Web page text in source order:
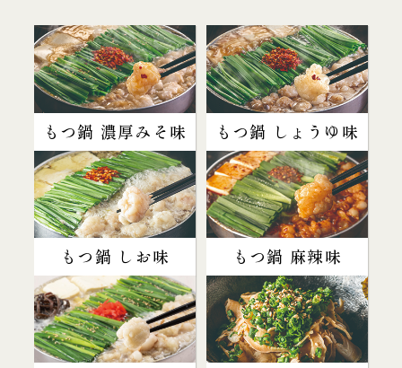
もつ鍋 濃厚みそ味 もつ鍋 しょうゆ味
もつ鍋 しお味 もつ鍋 麻辣味